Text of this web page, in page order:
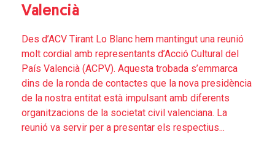
Valencià
Des d’ACV Tirant Lo Blanc hem mantingut una reunió
molt cordial amb representants d’Acció Cultural del
País Valencià (ACPV). Aquesta trobada s’emmarca
dins de la ronda de contactes que la nova presidència
de la nostra entitat està impulsant amb diferents
organitzacions de la societat civil valenciana. La
reunió va servir per a presentar els respectius...